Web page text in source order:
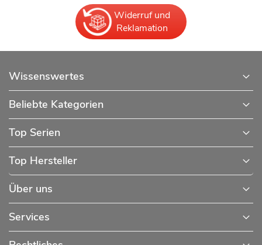
Widerruf und
Reklamation
Wissenswertes
Beliebte Kategorien
Top Serien
Top Hersteller
Über uns
Services